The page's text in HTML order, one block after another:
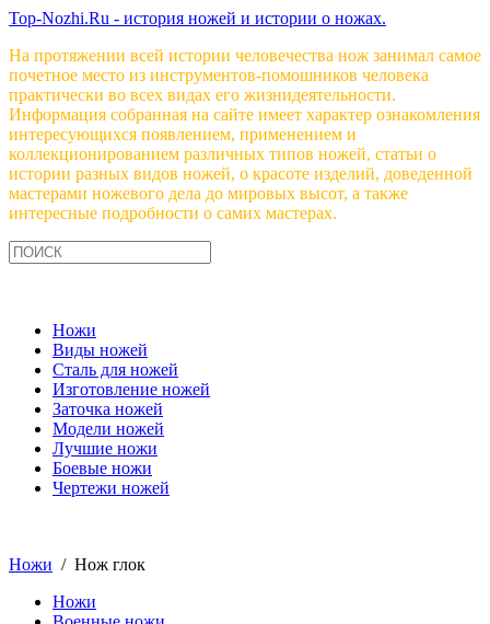
Top-Nozhi.Ru - история ножей и истории о ножах.
На протяжении всей истории человечества нож занимал самое
почетное место из инструментов-помошников человека
практически во всех видах его жизнидеятельности.
Информация собранная на сайте имеет характер ознакомления
интересующихся появлением, применением и
коллекционированием различных типов ножей, статьи о
истории разных видов ножей, о красоте изделий, доведенной
мастерами ножевого дела до мировых высот, а также
интересные подробности о самих мастерах.
Ножи
Виды ножей
Сталь для ножей
Изготовление ножей
Заточка ножей
Модели ножей
Лучшие ножи
Боевые ножи
Чертежи ножей
Ножи / Нож глок
Ножи